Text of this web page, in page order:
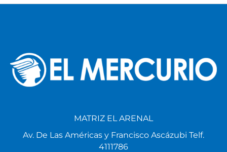
MATRIZ EL ARENAL
Av. De Las Américas y Francisco Ascázubi Telf.
4111786